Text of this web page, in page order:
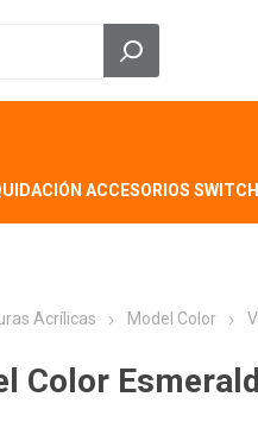
ACCESORIOS SWITCH
Acrílicas Model Color
Color